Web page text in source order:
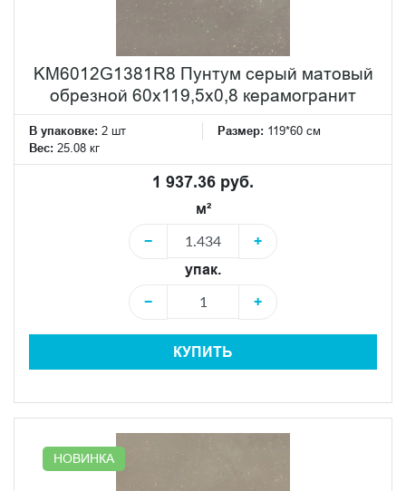
KM6012G1381R8 Пунтум серый матовый
обрезной 60x119,5x0,8 керамогранит
В упаковке: 2 шт Размер: 119*60 см
Вес: 25.08 кг
1 937.36 руб.
м²
−
+
упак.
−
+
КУПИТЬ
НОВИНКА